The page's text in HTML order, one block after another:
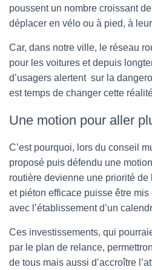
poussent un nombre croissant
déplacer en vélo ou à pied, à
Car, dans notre ville, le réseau
pour les voitures et depuis
d’usagers alertent sur la
est temps de changer cette
Une motion pour aller
C’est pourquoi, lors du conseil
proposé puis défendu une
routière devienne une priorité de
et piéton efficace puisse être
avec l’établissement d’un
Ces investissements, qui
par le plan de relance,
de tous mais aussi d’accroître